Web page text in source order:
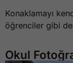
Konaklamayı
öğrenciler gibi
Okul